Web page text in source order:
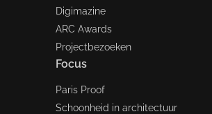
Digimazine
ARC Awards
Projectbezoeken
Focus
Paris Proof
Schoonheid in architectuur